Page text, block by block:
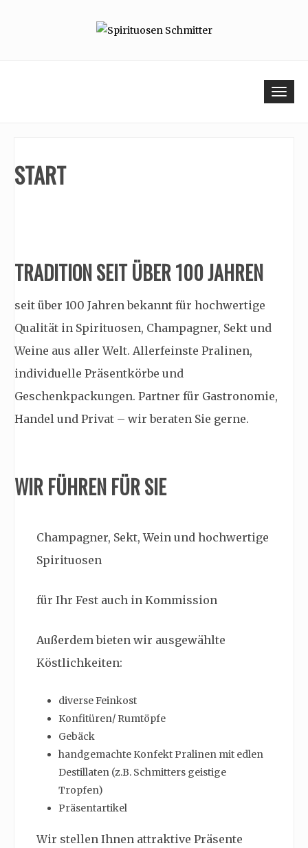
START
TRADITION SEIT ÜBER 100 JAHREN
seit über 100 Jahren bekannt für hochwertige
Qualität in Spirituosen, Champagner, Sekt und
Weine aus aller Welt. Allerfeinste Pralinen,
individuelle Präsentkörbe und
Geschenkpackungen. Partner für Gastronomie,
Handel und Privat – wir beraten Sie gerne.
WIR FÜHREN FÜR SIE
Champagner, Sekt, Wein und hochwertige
Spirituosen
für Ihr Fest auch in Kommission
Außerdem bieten wir ausgewählte
Köstlichkeiten:
diverse Feinkost
Konfitüren/ Rumtöpfe
Gebäck
handgemachte Konfekt Pralinen mit edlen
Destillaten (z.B. Schmitters geistige
Tropfen)
Präsentartikel
Wir stellen Ihnen attraktive Präsente